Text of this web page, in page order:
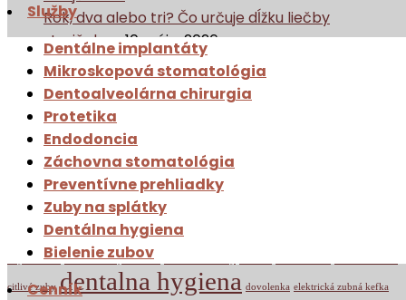
Služby
Dentálne implantáty
Mikroskopová stomatológia
Dentoalveolárna chirurgia
Protetika
Endodoncia
Záchovna stomatológia
Preventívne prehliadky
Zuby na splátky
Dentálna hygiena
Bielenie zubov
Cenník
Rok, dva alebo tri? Čo určuje dĺžku liečby
strojčekom10 mája, 2026
Prečo vznikajú krivé zuby a ako ich efektívne
narovnať2 februára, 2026
Neoverení zubári. Aké sú riziká?
Značky
afty v ústach ako liečiť afty v ústach
citlivé zuby dentalna hygiena dovolenka elektrická zubná kefka